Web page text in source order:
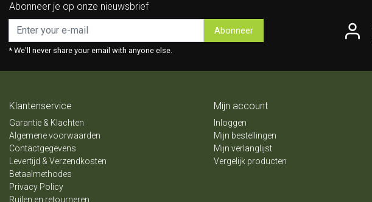
Abonneer je op onze nieuwsbrief
Abonneer
* We'll never share your email with anyone else.
Klantenservice
Garantie & Klachten
Algemene voorwaarden
Contactgegevens
Levertijd & Verzendkosten
Betaalmethodes
Privacy Policy
Ruilen en retourneren
Mijn account
Inloggen
Mijn bestellingen
Mijn verlanglijst
Vergelijk producten